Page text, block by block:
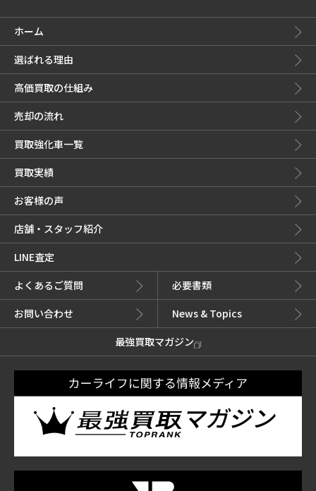
ホーム
選ばれる理由
高価買取の仕組み
売却の流れ
買取強化車一覧
買取実績
お客様の声
店舗・スタッフ紹介
LINE査定
よくあるご質問
必要書類
お問い合わせ
News & Topics
最強買取マガジン